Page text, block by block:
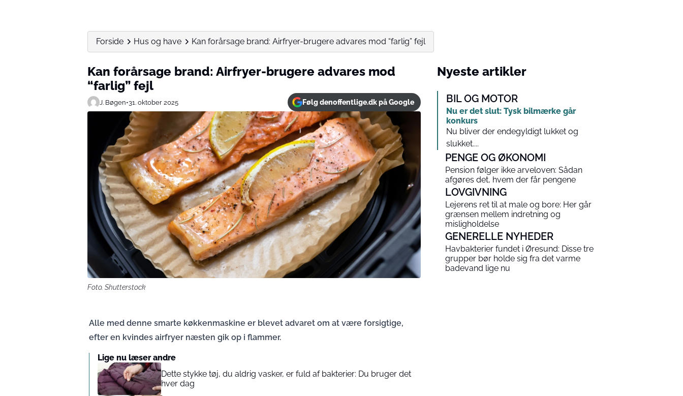
Forside Hus og have Kan forårsage brand: Airfryer-brugere advares mod “farlig” fejl
Kan forårsage brand: Airfryer-brugere advares mod
“farlig” fejl
J. Bøgen•31. oktober 2025 Følg denoffentlige.dk på Google
Foto. Shutterstock
Alle med denne smarte køkkenmaskine er blevet advaret om at være forsigtige,
efter en kvindes airfryer næsten gik op i flammer.
Lige nu læser andre
Dette stykke tøj, du aldrig vasker, er fuld af bakterier: Du bruger det
hver dag
Nyeste artikler
BIL OG MOTOR
Nu er det slut: Tysk bilmærke går
konkurs
Nu bliver der endegyldigt lukket og
slukket....
PENGE OG ØKONOMI
Pension følger ikke arveloven: Sådan
afgøres det, hvem der får pengene
LOVGIVNING
Lejerens ret til at male og bore: Her går
grænsen mellem indretning og
misligholdelse
GENERELLE NYHEDER
Havbakterier fundet i Øresund: Disse tre
grupper bør holde sig fra det varme
badevand lige nu